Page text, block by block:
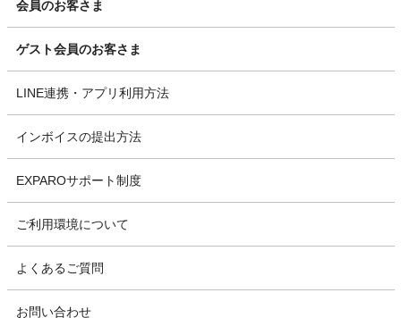
会員のお客さま
ゲスト会員のお客さま
LINE連携・アプリ利用方法
インボイスの提出方法
EXPAROサポート制度
ご利用環境について
よくあるご質問
お問い合わせ